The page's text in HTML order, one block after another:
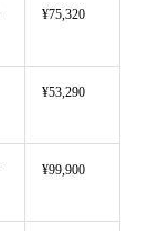
¥75,320
¥53,290
¥99,900